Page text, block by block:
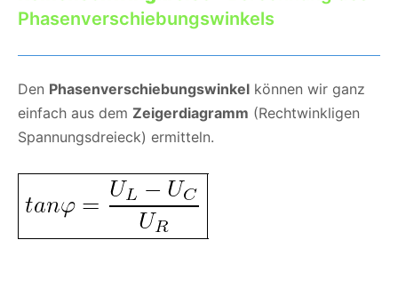
Phasenverschiebungswinkels
Den Phasenverschiebungswinkel können wir ganz
einfach aus dem Zeigerdiagramm (Rechtwinkligen
Spannungsdreieck) ermitteln.